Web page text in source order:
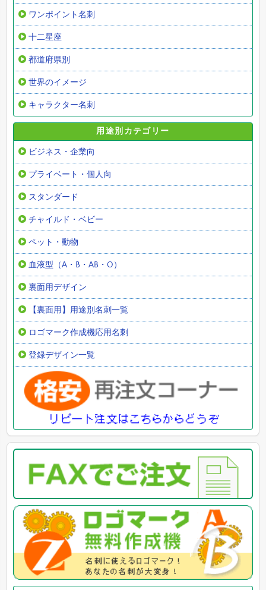
ワンポイント名刺
十二星座
都道府県別
世界のイメージ
キャラクター名刺
用途別カテゴリー
ビジネス・企業向
プライベート・個人向
スタンダード
チャイルド・ベビー
ペット・動物
血液型（A・B・AB・O）
裏面用デザイン
【裏面用】用途別名刺一覧
ロゴマーク作成機応用名刺
登録デザイン一覧